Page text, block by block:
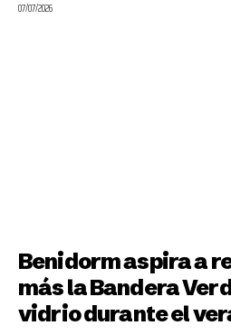
07/07/2026
Benidorm aspira a
más la Bandera
vidrio durante el